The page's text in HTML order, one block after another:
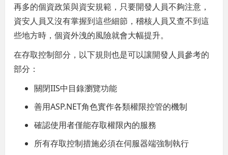
再多的個資政策與資安規範，只要開發人員不夠注意，
資安人員又沒有掌握到這些細節，稽核人員又查不到這
些地方時，個資外洩的風險就會大幅提升。
在存取控制部分，以下規則也是可以讓開發人員參考的
部分：
關閉IIS中目錄瀏覽功能
善用ASP.NET角色實作各類權限控管的機制
確認使用者僅能存取權限內的服務
所有存取控制措施必須在伺服器端強制執行